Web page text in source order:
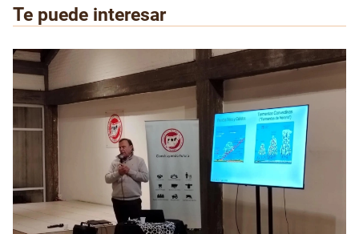
Te puede interesar